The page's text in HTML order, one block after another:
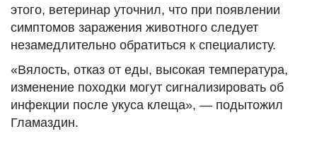
этого, ветеринар уточнил, что при появлении
симптомов заражения животного следует
незамедлительно обратиться к специалисту.
«Вялость, отказ от еды, высокая температура,
изменение походки могут сигнализировать об
инфекции после укуса клеща», — подытожил
Гламаздин.